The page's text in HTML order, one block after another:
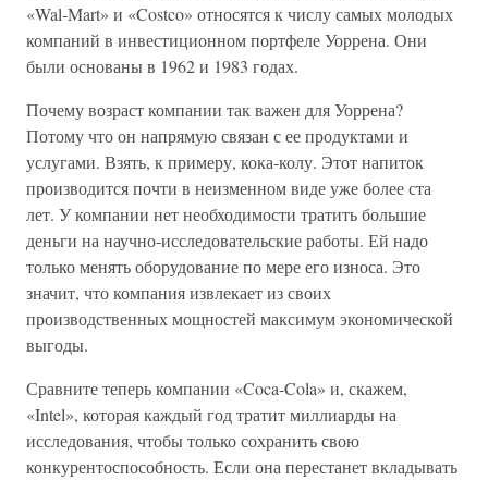
«Wal-Mart» и «Costco» относятся к числу самых молодых
компаний в инвестиционном портфеле Уоррена. Они
были основаны в 1962 и 1983 годах.
Почему возраст компании так важен для Уоррена?
Потому что он напрямую связан с ее продуктами и
услугами. Взять, к примеру, кока-колу. Этот напиток
производится почти в неизменном виде уже более ста
лет. У компании нет необходимости тратить большие
деньги на научно-исследовательские работы. Ей надо
только менять оборудование по мере его износа. Это
значит, что компания извлекает из своих
производственных мощностей максимум экономической
выгоды.
Сравните теперь компании «Coca-Cola» и, скажем,
«Intel», которая каждый год тратит миллиарды на
исследования, чтобы только сохранить свою
конкурентоспособность. Если она перестанет вкладывать